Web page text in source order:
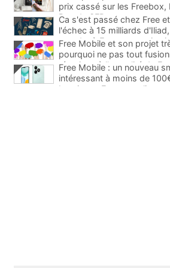
prix cassé sur les
Box de SFR
Ca s'est passé chez Free
l'échec à 15 milliards
prendre à Free, un service
Freebox...
Free Mobile et son projet
pourquoi ne pas tout
réactions à l'actualité de
Free Mobile : un nouveau
intéressant à moins de
boutiques Free et en ligne